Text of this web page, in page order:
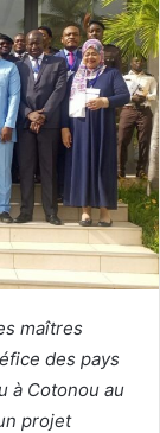
maîtres
des pays
à Cotonou au
projet